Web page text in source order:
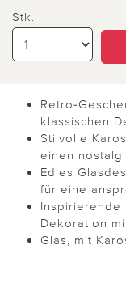
Stk.
Retro-
klassischen
Stilvolle
einen
Edles
für eine
Inspirierende
Dekoration
Glas, mit